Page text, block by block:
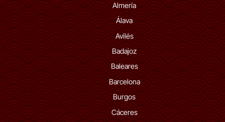
Almería
Álava
Avilés
Badajoz
Baleares
Barcelona
Burgos
Cáceres